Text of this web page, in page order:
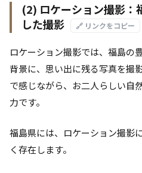
(2) ロケーション撮影：
した撮影
🔗 リンクをコピー
ロケーション撮影では、福島の
背景に、思い出に残る写真を撮
で感じながら、お二人らしい自
力です。
福島県には、ロケーション撮影
く存在します。